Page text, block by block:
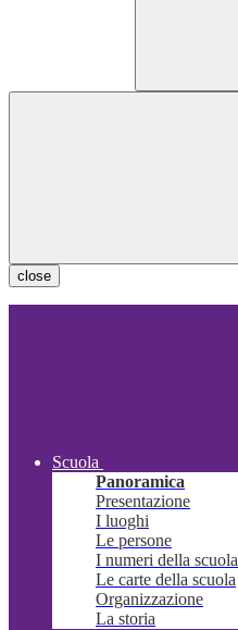
close
Scuola
Panoramica
Presentazione
I luoghi
Le persone
I numeri della scuola
Le carte della scuola
Organizzazione
La storia